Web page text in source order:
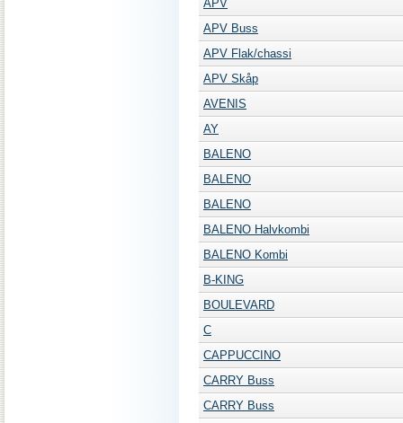
APV
APV Buss
APV Flak/chassi
APV Skåp
AVENIS
AY
BALENO
BALENO
BALENO
BALENO Halvkombi
BALENO Kombi
B-KING
BOULEVARD
C
CAPPUCCINO
CARRY Buss
CARRY Buss